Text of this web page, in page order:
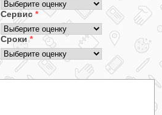
Сервис *
Сроки *